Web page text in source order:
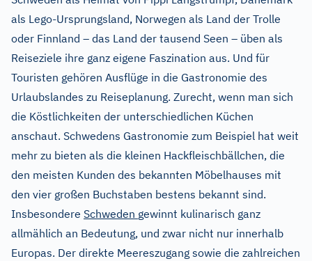
als Lego-Ursprungsland, Norwegen als Land der Trolle
oder Finnland – das Land der tausend Seen – üben als
Reiseziele ihre ganz eigene Faszination aus. Und für
Touristen gehören Ausflüge in die Gastronomie des
Urlaubslandes zu Reiseplanung. Zurecht, wenn man sich
die Köstlichkeiten der unterschiedlichen Küchen
anschaut. Schwedens Gastronomie zum Beispiel hat weit
mehr zu bieten als die kleinen Hackfleischbällchen, die
den meisten Kunden des bekannten Möbelhauses mit
den vier großen Buchstaben bestens bekannt sind.
Insbesondere Schweden gewinnt kulinarisch ganz
allmählich an Bedeutung, und zwar nicht nur innerhalb
Europas. Der direkte Meereszugang sowie die zahlreichen